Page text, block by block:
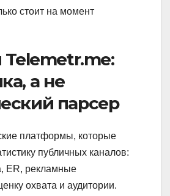
стоит на момент
Telemetr.me:
а не
парсер
платформы, которые
публичных каналов:
ER, рекламные
охвата и аудитории.